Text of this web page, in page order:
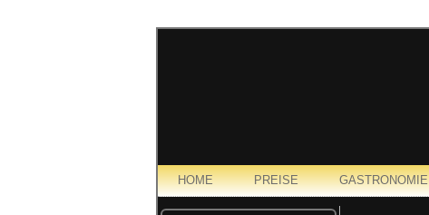
HOME PREISE GASTRONOMIE